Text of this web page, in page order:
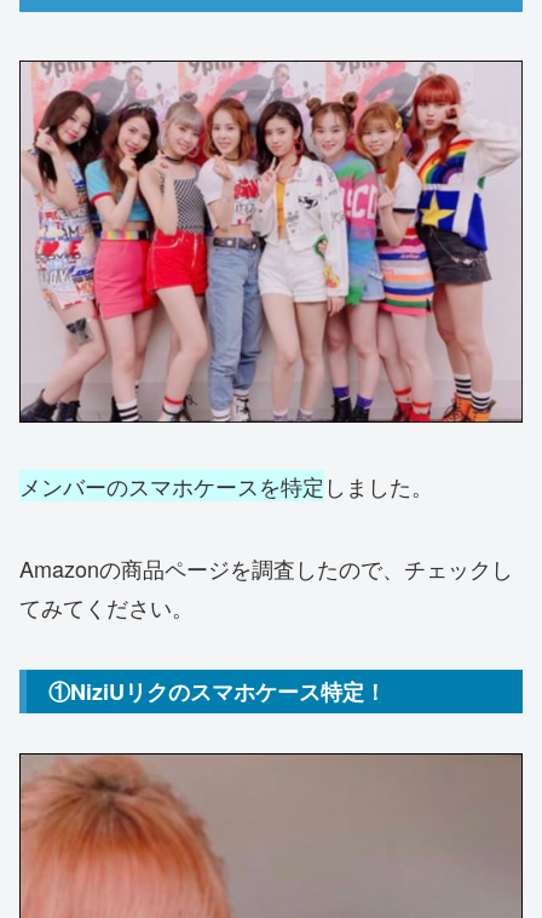
メンバーのスマホケースを特定 しました。
Amazonの商品ページを調査したので、チェックし
てみてください。
①NiziUリクのスマホケース特定！